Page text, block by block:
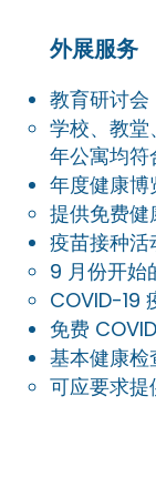
外展服务
教育研讨会
学校、教
年公寓均符
年度健康博
提供免费健
疫苗接种活
9 月份开始
COVID-19
免费
基本健康检
可应要求